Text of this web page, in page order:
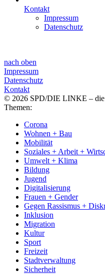
Kontakt
Impressum
Datenschutz
nach oben
Impressum
Datenschutz
Kontakt
© 2026 SPD/DIE LINKE – die
Themen:
Corona
Wohnen + Bau
Mobilität
Soziales + Arbeit +
Umwelt + Klima
Bildung
Jugend
Digitalisierung
Frauen + Gender
Gegen Rassismus +
Inklusion
Migration
Kultur
Sport
Freizeit
Stadtverwaltung
Sicherheit